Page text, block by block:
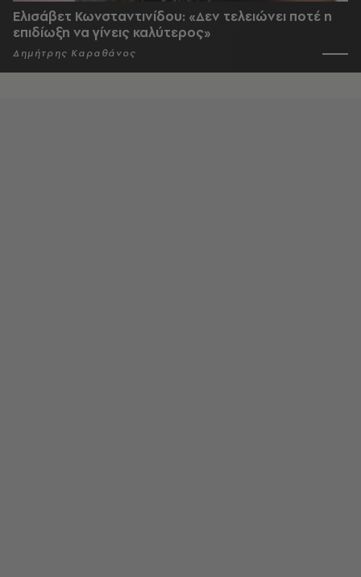
Ελισάβετ Κωνσταντινίδου: «Δεν τελειώνει ποτέ η
επιδίωξη να γίνεις καλύτερος»
Δημήτρης Καραθάνος